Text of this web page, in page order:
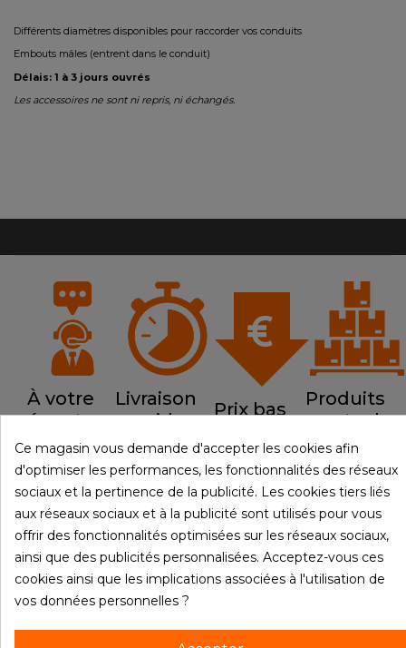
Différents diamètres disponibles pour raccorder vos conduits
Embouts mâles (entrent dans le conduit)
Délais: 1 à 3 jours ouvrés
Les accessoires ne sont ni repris, ni échangés.
À votre
écoute
Livraison
rapide
Prix bas
Produits
en stock
PRODUITS 
NOTRE SOCIÉTÉ 
VOTRE COMPTE
Ce magasin vous demande d'accepter les cookies afin
d'optimiser les performances, les fonctionnalités des réseaux
sociaux et la pertinence de la publicité. Les cookies tiers liés
aux réseaux sociaux et à la publicité sont utilisés pour vous
offrir des fonctionnalités optimisées sur les réseaux sociaux,
ainsi que des publicités personnalisées. Acceptez-vous ces
cookies ainsi que les implications associées à l'utilisation de
vos données personnelles ?